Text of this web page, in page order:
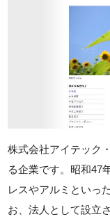
株式会社アイテック
る企業です。昭和47
レスやアルミといっ
お、法人として設立